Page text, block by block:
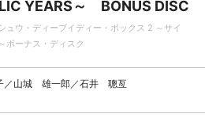
YEARS～ BONUS DISC
ュウ・ディーブイディー・ボックス 2 ～サイ
ボーナス・ディスク
山城 雄一郎／石井 聰亙